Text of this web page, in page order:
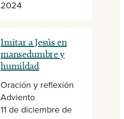
2024
Imitar a Jesús en
mansedumbre y
humildad
Oración y reflexión
Adviento
11 de diciembre de